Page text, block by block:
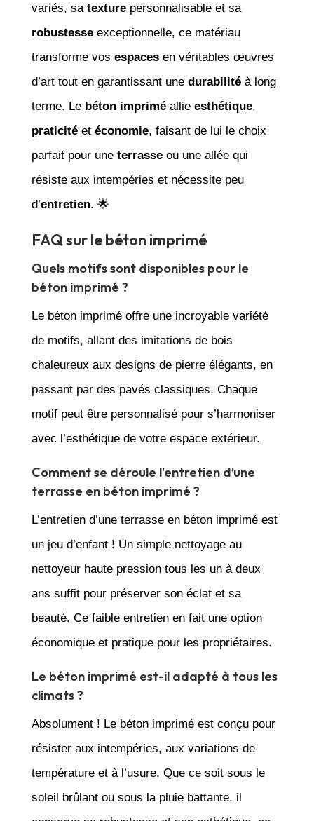
variés, sa texturepersonnalisable et sa
robustesseexceptionnelle, ce matériau
transforme vos espacesen véritables œuvres
d’art tout en garantissant une durabilitéà long
terme. Le béton impriméallie esthétique,
praticitéet économie, faisant de lui le choix
parfait pour une terrasseou une allée qui
résiste aux intempéries et nécessite peu
d’entretien. 🌟
FAQ sur le béton imprimé
Quels motifs sont disponibles pour le
béton imprimé ?
Le béton imprimé offre une incroyable variété
de motifs, allant des imitations de bois
chaleureux aux designs de pierre élégants, en
passant par des pavés classiques. Chaque
motif peut être personnalisé pour s’harmoniser
avec l’esthétique de votre espace extérieur.
Comment se déroule l’entretien d’une
terrasse en béton imprimé ?
L’entretien d’une terrasse en béton imprimé est
un jeu d’enfant ! Un simple nettoyage au
nettoyeur haute pression tous les un à deux
ans suffit pour préserver son éclat et sa
beauté. Ce faible entretien en fait une option
économique et pratique pour les propriétaires.
Le béton imprimé est-il adapté à tous les
climats ?
Absolument ! Le béton imprimé est conçu pour
résister aux intempéries, aux variations de
température et à l’usure. Que ce soit sous le
soleil brûlant ou sous la pluie battante, il